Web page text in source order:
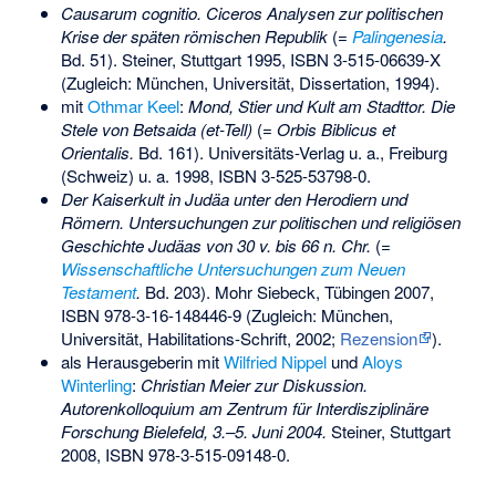
Causarum cognitio. Ciceros Analysen zur politischen
Krise der späten römischen Republik(= Palingenesia.
Bd. 51). Steiner, Stuttgart 1995, ISBN 3-515-06639-X
(Zugleich: München, Universität, Dissertation, 1994).
mitOthmar Keel: Mond, Stier und Kult am Stadttor. Die
Stele von Betsaida (et-Tell)(= Orbis Biblicus et
Orientalis. Bd. 161). Universitäts-Verlag u. a., Freiburg
(Schweiz) u. a. 1998, ISBN 3-525-53798-0.
Der Kaiserkult in Judäa unter den Herodiern und
Römern. Untersuchungen zur politischen und religiösen
Geschichte Judäas von 30 v. bis 66 n. Chr. (=
Wissenschaftliche Untersuchungen zum Neuen
Testament. Bd. 203). Mohr Siebeck, Tübingen 2007,
ISBN 978-3-16-148446-9(Zugleich: München,
Universität, Habilitations-Schrift, 2002; Rezension
).
als Herausgeberin mitWilfried NippelundAloys
Winterling: Christian Meier zur Diskussion.
Autorenkolloquium am Zentrum für Interdisziplinäre
Forschung Bielefeld, 3.–5. Juni 2004. Steiner, Stuttgart
2008, ISBN 978-3-515-09148-0.